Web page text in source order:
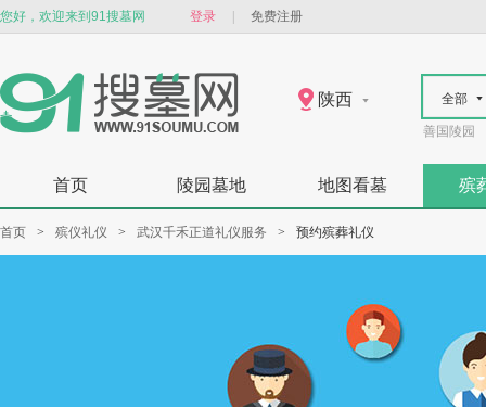
您好，欢迎来到91搜墓网 登录 免费注册
陕西 全部
善国陵园
首页 陵园墓地 地图看墓 殡
首页 > 殡仪礼仪 > 武汉千禾正道礼仪服务 > 预约殡葬礼仪